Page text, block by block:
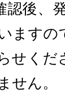
認後、
ますの
せくだ
せん。